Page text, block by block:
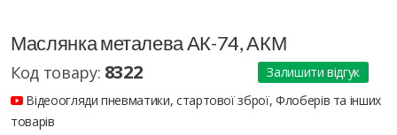
Маслянка металева АК-74, АКМ
Код товару: 8322
Залишити відгук
Відеоогляди пневматики, стартової зброї, Флоберів та інших
товарів